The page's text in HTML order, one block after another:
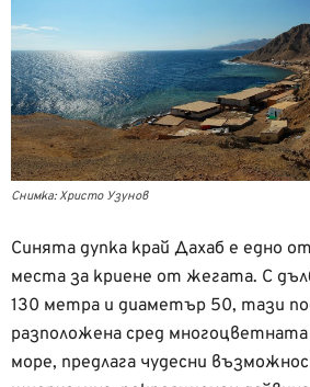
Снимка: Христо Узунов
Синята дупка край Дахаб е едно
места за криене от жегата. С
130 метра и диаметър 50, тази
разположена сред
море, предлага чудесни